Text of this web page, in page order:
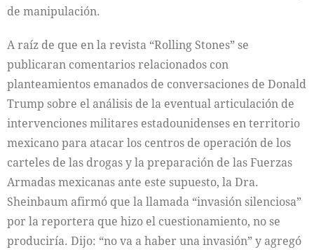
de manipulación.
A raíz de que en la revista “Rolling Stones” se
publicaran comentarios relacionados con
planteamientos emanados de conversaciones de Donald
Trump sobre el análisis de la eventual articulación de
intervenciones militares estadounidenses en territorio
mexicano para atacar los centros de operación de los
carteles de las drogas y la preparación de las Fuerzas
Armadas mexicanas ante este supuesto, la Dra.
Sheinbaum afirmó que la llamada “invasión silenciosa”
por la reportera que hizo el cuestionamiento, no se
produciría. Dijo: “no va a haber una invasión” y agregó